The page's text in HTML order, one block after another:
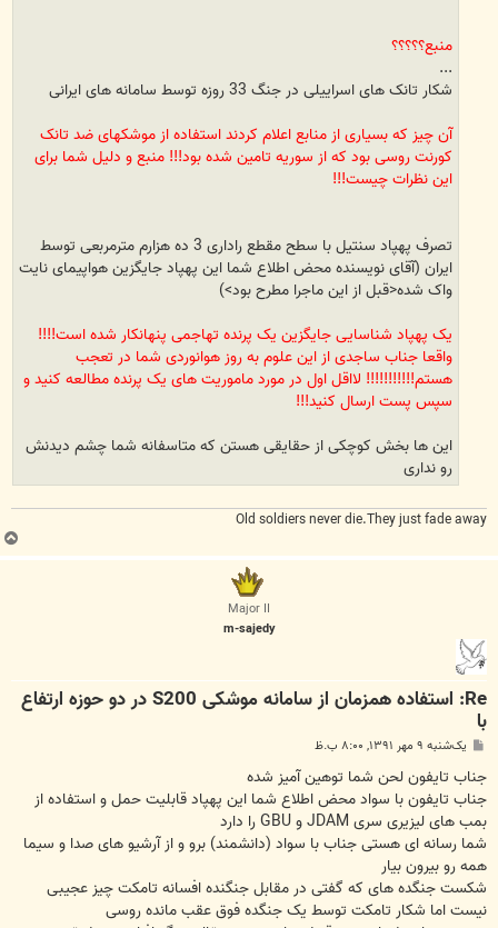
منبع؟؟؟؟؟
...
شکار تانک های اسراییلی در جنگ 33 روزه توسط سامانه های ایرانی
آن چیز که بسیاری از منابع اعلام کردند استفاده از موشکهای ضد تانک
کورنت روسی بود که از سوریه تامین شده بود!!! منبع و دلیل شما برای
این نظرات چیست!!!
تصرف پهپاد سنتیل با سطح مقطع راداری 3 ده هزارم مترمربعی توسط
ایران (آقای نویسنده محض اطلاع شما این پهپاد جایگزین هواپیمای نایت
واک شده<قبل از این ماجرا مطرح بود>)
یک پهپاد شناسایی جایگزین یک پرنده تهاجمی پنهانکار شده است!!!!
واقعا جناب ساجدی از این علوم به روز هوانوردی شما در تعجب
هستم!!!!!!!!!!! لااقل اول در مورد ماموریت های یک پرنده مطالعه کنید و
سپس پست ارسال کنید!!!
این ها بخش کوچکی از حقایقی هستن که متاسفانه شما چشم دیدنش
رو نداری
Old soldiers never die.They just fade away
Major II
m-sajedy
Re: استفاده همزمان از سامانه موشکی S200 در دو حوزه ارتفاع
با
ت
یک‌شنبه ۹ مهر ۱۳۹۱, ۸:۰۰ ب.ظ
جناب تایفون لحن شما توهین آمیز شده
جناب تایفون با سواد محض اطلاع شما این پهپاد قابلیت حمل و استفاده از
بمب های لیزیری سری JDAM و GBU را دارد
شما رسانه ای هستی جناب با سواد (دانشمند) برو و از آرشیو های صدا و سیما
همه رو بیرون بیار
شکست جنگده های که گفتی در مقابل جنگنده افسانه تامکت چیز عجیبی
نیست اما شکار تامکت توسط یک جنگده فوق عقب مانده روسی